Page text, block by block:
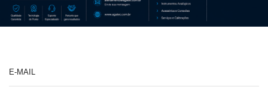
E-MAIL